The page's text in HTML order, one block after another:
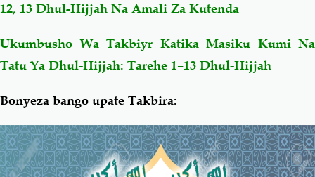
12, 13 Dhul-Hijjah Na Amali Za Kutenda
Ukumbusho Wa Takbiyr Katika Masiku Kumi Na
Tatu Ya Dhul-Hijjah: Tarehe 1–13 Dhul-Hijjah
Bonyeza bango upate Takbira: